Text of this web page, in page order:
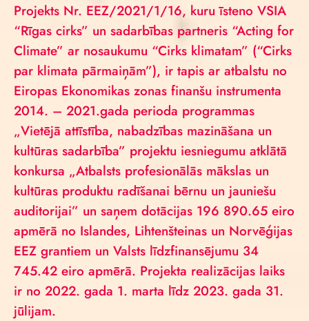
Projekts Nr. EEZ/2021/1/16, kuru īsteno VSIA
“Rīgas cirks” un sadarbības partneris “Acting for
Climate” ar nosaukumu “Cirks klimatam” (“Cirks
par klimata pārmaiņām”), ir tapis ar atbalstu no
Eiropas Ekonomikas zonas finanšu instrumenta
2014. – 2021.gada perioda programmas
„Vietējā attīstība, nabadzības mazināšana un
kultūras sadarbība” projektu iesniegumu atklātā
konkursa „Atbalsts profesionālās mākslas un
kultūras produktu radīšanai bērnu un jauniešu
auditorijai” un saņem dotācijas 196 890.65 eiro
apmērā no Islandes, Lihtenšteinas un Norvēģijas
EEZ grantiem un Valsts līdzfinansējumu 34
745.42 eiro apmērā. Projekta realizācijas laiks
ir no 2022. gada 1. marta līdz 2023. gada 31.
jūlijam.